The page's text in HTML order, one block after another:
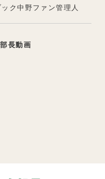
ク中野ファン管理人
長動画